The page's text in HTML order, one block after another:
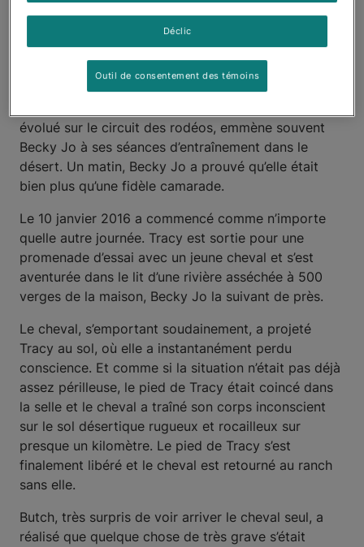
en Alberta, est la compagne attentive et loyale de
Tracy Matkea. Tous les ans, Tracy et son mari Butch
passent l’hiver à leur ranch de Morristown, en
Arizona, où ils élèvent et entraînent des chevaux
évolué sur le circuit des rodéos, emmène souvent
Becky Jo à ses séances d’entraînement dans le
désert. Un matin, Becky Jo a prouvé qu’elle était
bien plus qu’une fidèle camarade.
Le 10 janvier 2016 a commencé comme n’importe
quelle autre journée. Tracy est sortie pour une
promenade d’essai avec un jeune cheval et s’est
aventurée dans le lit d’une rivière asséchée à 500
verges de la maison, Becky Jo la suivant de près.
Le cheval, s’emportant soudainement, a projeté
Tracy au sol, où elle a instantanément perdu
conscience. Et comme si la situation n’était pas déjà
assez périlleuse, le pied de Tracy était coincé dans
la selle et le cheval a traîné son corps inconscient
sur le sol désertique rugueux et rocailleux sur
presque un kilomètre. Le pied de Tracy s’est
finalement libéré et le cheval est retourné au ranch
sans elle.
Butch, très surpris de voir arriver le cheval seul, a
réalisé que quelque chose de très grave s’était
Déclic
Outil de consentement des témoins